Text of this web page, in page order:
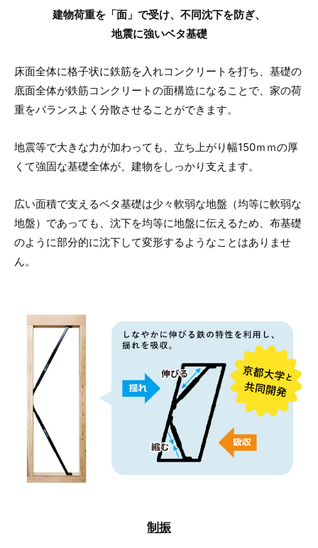
建物荷重を「面」で受け、不同沈下を防ぎ、
地震に強いベタ基礎
床面全体に格子状に鉄筋を入れコンクリートを打ち、基礎の
底面全体が鉄筋コンクリートの面構造になることで、家の荷
重をバランスよく分散させることができます。
地震等で大きな力が加わっても、立ち上がり幅150ｍｍの厚
くて強固な基礎全体が、建物をしっかり支えます。
広い面積で支えるベタ基礎は少々軟弱な地盤（均等に軟弱な
地盤）であっても、沈下を均等に地盤に伝えるため、布基礎
のように部分的に沈下して変形するようなことはありませ
ん。
制振